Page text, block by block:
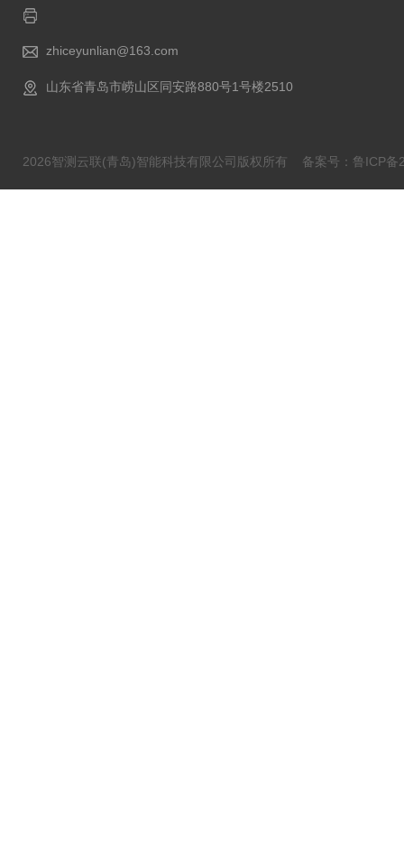
zhiceyunlian@163.com
山东省青岛市崂山区同安路880号1号楼2510
2026智测云联(青岛)智能科技有限公司版权所有 备案号：鲁ICP